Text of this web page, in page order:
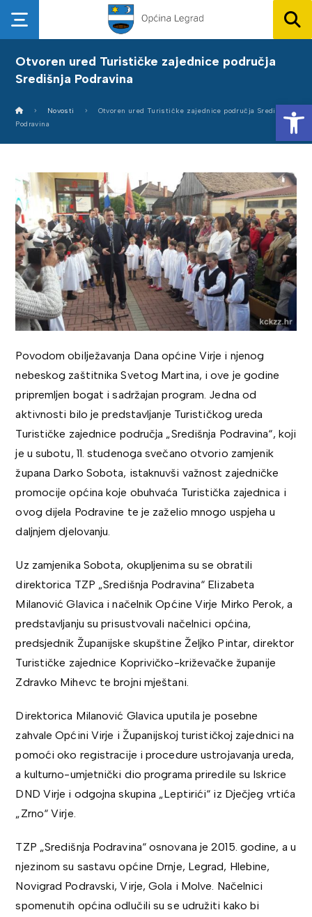
Otvoren ured Turističke zajednice područja
Središnja Podravina
Novosti
Otvoren ured Turističke zajednice područja Središnja
Podravina
Povodom obilježavanja Dana općine Virje i njenog
nebeskog zaštitnika Svetog Martina, i ove je godine
pripremljen bogat i sadržajan program. Jedna od
aktivnosti bilo je predstavljanje Turističkog ureda
Turističke zajednice područja „Središnja Podravina“, koji
je u subotu, 11. studenoga svečano otvorio zamjenik
župana Darko Sobota, istaknuvši važnost zajedničke
promocije općina koje obuhvaća Turistička zajednica i
ovog dijela Podravine te je zaželio mnogo uspjeha u
daljnjem djelovanju.
Uz zamjenika Sobota, okupljenima su se obratili
direktorica TZP „Središnja Podravina“ Elizabeta
Milanović Glavica i načelnik Općine Virje Mirko Perok, a
predstavljanju su prisustvovali načelnici općina,
predsjednik Županijske skupštine Željko Pintar, direktor
Turističke zajednice Koprivičko-križevačke županije
Zdravko Mihevc te brojni mještani.
Direktorica Milanović Glavica uputila je posebne
zahvale Općini Virje i Županijskoj turističkoj zajednici na
pomoći oko registracije i procedure ustrojavanja ureda,
a kulturno-umjetnički dio programa priredile su Iskrice
DND Virje i odgojna skupina „Leptirići“ iz Dječjeg vrtića
„Zrno“ Virje.
TZP „Središnja Podravina“ osnovana je 2015. godine, a u
njezinom su sastavu općine Drnje, Legrad, Hlebine,
Novigrad Podravski, Virje, Gola i Molve. Načelnici
spomenutih općina odlučili su se udružiti kako bi